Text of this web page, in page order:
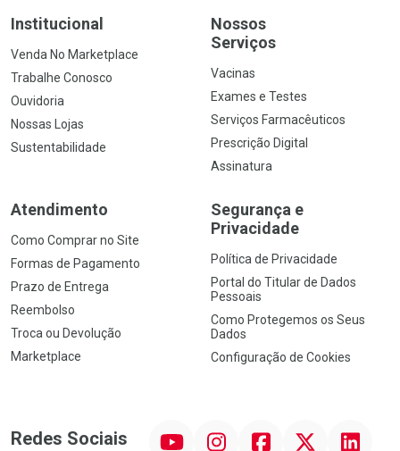
Institucional
Venda No Marketplace
Trabalhe Conosco
Ouvidoria
Nossas Lojas
Sustentabilidade
Nossos
Serviços
Vacinas
Exames e Testes
Serviços Farmacêuticos
Prescrição Digital
Assinatura
Atendimento
Como Comprar no Site
Formas de Pagamento
Prazo de Entrega
Reembolso
Troca ou Devolução
Marketplace
Segurança e
Privacidade
Política de Privacidade
Portal do Titular de Dados
Pessoais
Como Protegemos os Seus
Dados
Configuração de Cookies
Redes Sociais InstagramFacebook Linkedin